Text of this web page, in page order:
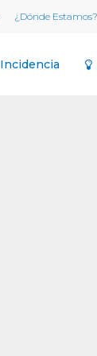
¿Dónde Estamos?
Incidencia